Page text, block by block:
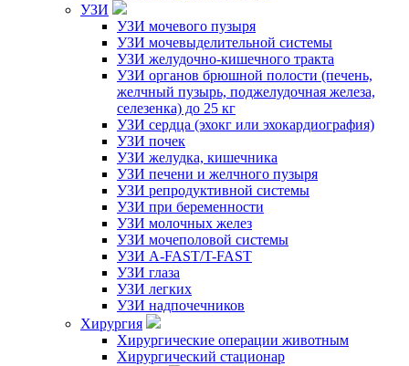
УЗИ
УЗИ мочевого пузыря
УЗИ мочевыделительной системы
УЗИ желудочно-кишечного тракта
УЗИ органов брюшной полости (печень,
желчный пузырь, поджелудочная железа,
селезенка) до 25 кг
УЗИ сердца (эхокг или эхокардиография)
УЗИ почек
УЗИ желудка, кишечника
УЗИ печени и желчного пузыря
УЗИ репродуктивной системы
УЗИ при беременности
УЗИ молочных желез
УЗИ мочеполовой системы
УЗИ A-FAST/T-FAST
УЗИ глаза
УЗИ легких
УЗИ надпочечников
Хирургия
Хирургические операции животным
Хирургический стационар